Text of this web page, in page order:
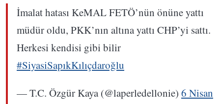
İmalat hatası KeMAL FETÖ’nün önüne yattı
müdür oldu, PKK’nın altına yattı CHP’yi sattı.
Herkesi kendisi gibi bilir
#SiyasiSapıkKılıçdaroğlu
— T.C. Özgür Kaya (@laperledellonie) 6 Nisan